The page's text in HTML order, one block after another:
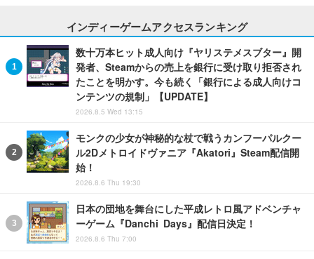
インディーゲームアクセスランキング
数十万本ヒット成人向け『ヤリステメスブター』開
発者、Steamからの売上を銀行に受け取り拒否され
たことを明かす。今も続く「銀行による成人向けコ
ンテンツの規制」【UPDATE】
2026.8.5 Wed 13:15
モンクの少女が神秘的な杖で戦うカンフーパルクー
ル2Dメトロイドヴァニア『Akatori』Steam配信開
始！
2026.8.6 Thu 19:30
日本の団地を舞台にした平成レトロ風アドベンチャ
ーゲーム『Danchi Days』配信日決定！
2026.8.6 Thu 7:00